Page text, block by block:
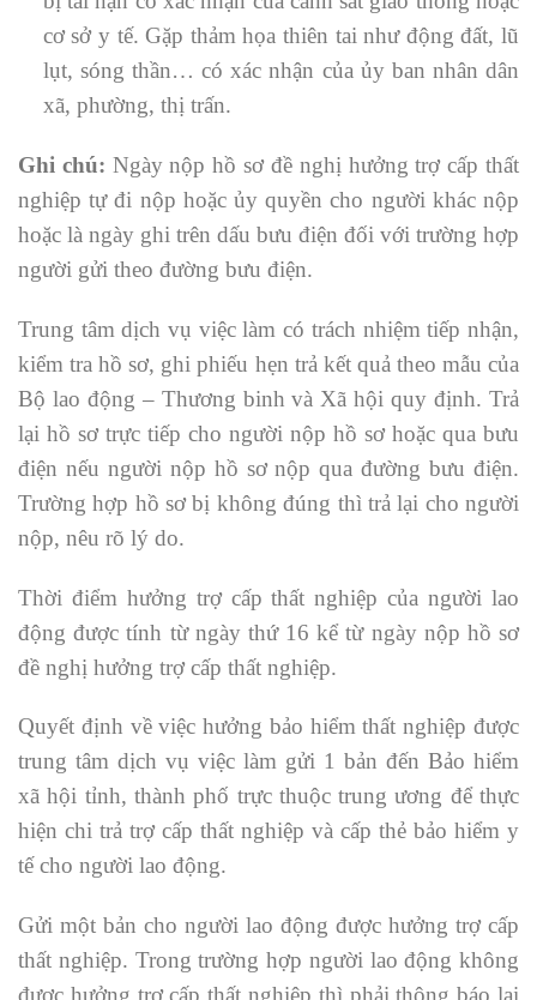
cơ sở y tế. Gặp thảm họa thiên tai như động đất, lũ
lụt, sóng thần… có xác nhận của ủy ban nhân dân
xã, phường, thị trấn.
Ghi chú: Ngày nộp hồ sơ đề nghị hưởng trợ cấp thất
nghiệp tự đi nộp hoặc ủy quyền cho người khác nộp
hoặc là ngày ghi trên dấu bưu điện đối với trường hợp
người gửi theo đường bưu điện.
Trung tâm dịch vụ việc làm có trách nhiệm tiếp nhận,
kiểm tra hồ sơ, ghi phiếu hẹn trả kết quả theo mẫu của
Bộ lao động – Thương binh và Xã hội quy định. Trả
lại hồ sơ trực tiếp cho người nộp hồ sơ hoặc qua bưu
điện nếu người nộp hồ sơ nộp qua đường bưu điện.
Trường hợp hồ sơ bị không đúng thì trả lại cho người
nộp, nêu rõ lý do.
Thời điểm hưởng trợ cấp thất nghiệp của người lao
động được tính từ ngày thứ 16 kể từ ngày nộp hồ sơ
đề nghị hưởng trợ cấp thất nghiệp.
Quyết định về việc hưởng bảo hiểm thất nghiệp được
trung tâm dịch vụ việc làm gửi 1 bản đến Bảo hiểm
xã hội tỉnh, thành phố trực thuộc trung ương để thực
hiện chi trả trợ cấp thất nghiệp và cấp thẻ bảo hiểm y
tế cho người lao động.
Gửi một bản cho người lao động được hưởng trợ cấp
thất nghiệp. Trong trường hợp người lao động không
được hưởng trợ cấp thất nghiệp thì phải thông báo lại